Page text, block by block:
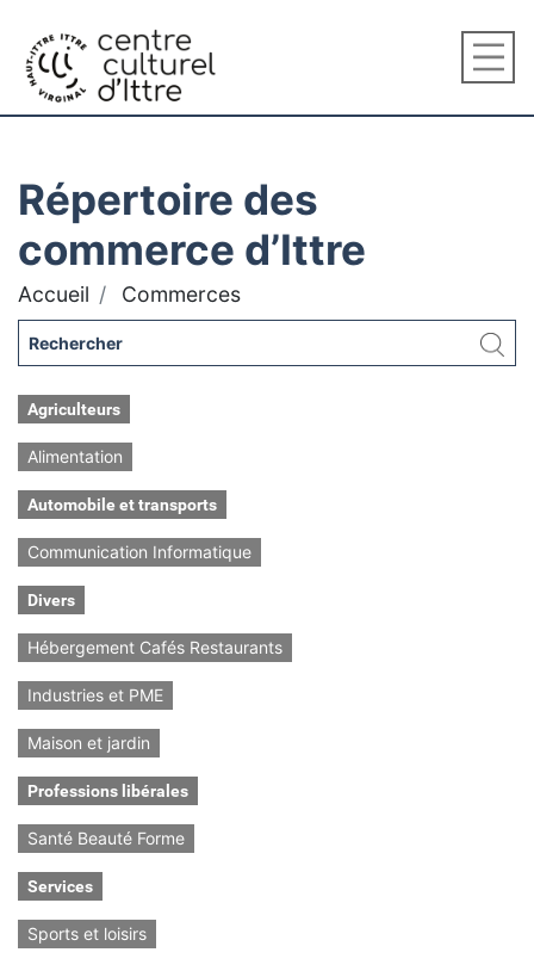
Répertoire des
commerce d’Ittre
Accueil Commerces
Agriculteurs
Alimentation
Automobile et transports
Communication Informatique
Divers
Hébergement Cafés Restaurants
Industries et PME
Maison et jardin
Professions libérales
Santé Beauté Forme
Services
Sports et loisirs